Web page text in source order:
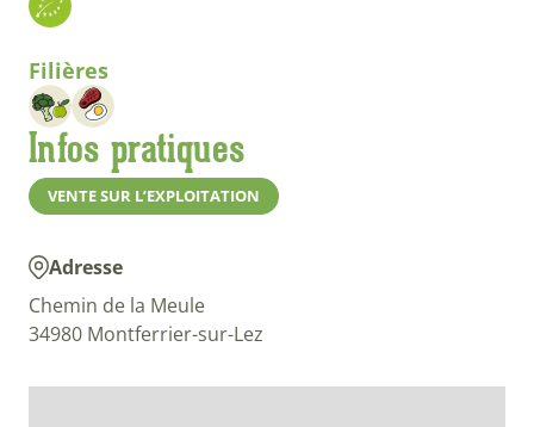
Filières
Infos pratiques
VENTE SUR L’EXPLOITATION
Adresse
Chemin de la Meule
34980 Montferrier-sur-Lez